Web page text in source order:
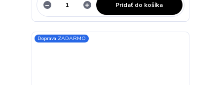
Pridať do košíka
Doprava ZADARMO